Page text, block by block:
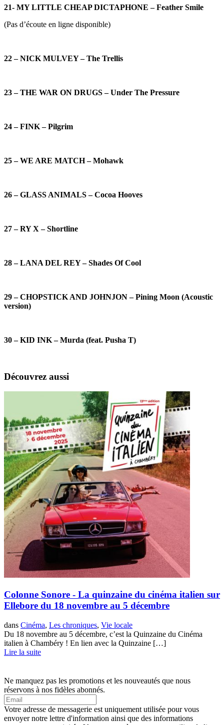
21- MY LITTLE CHEAP DICTAPHONE – Feather Smile
(Pas d’écoute en ligne disponible)
22 – NICK MULVEY – The Trellis
23 – THE WAR ON DRUGS – Under The Pressure
24 – FINK – Pilgrim
25 – WE ARE MATCH – Mohawk
26 – GLASS ANIMALS – Cocoa Hooves
27 – RY X – Shortline
28 – LANA DEL REY – Shades Of Cool
29 – CHOPSTICK AND JOHNJON – Pining Moon (Acoustic
version)
30 – KID INK – Murda (feat. Pusha T)
Découvrez aussi
Colonne Sonore - La quinzaine du cinéma italien sur
Ellebore du 18 novembre au 5 décembre
dans Cinéma, Les chroniques, Vie locale
Du 18 novembre au 5 décembre, c’est la Quinzaine du Cinéma
italien à Chambéry ! En lien avec la Quinzaine […]
Lire la suite
Ne manquez pas les promotions et les nouveautés que nous
réservons à nos fidèles abonnés.
Votre adresse de messagerie est uniquement utilisée pour vous
envoyer notre lettre d'information ainsi que des informations